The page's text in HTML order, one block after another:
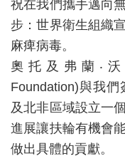
祝在我們攜手邁向
步：世界衛生組織
麻痺病毒。
奧托及弗蘭‧沃
Foundation)與我
及北非區域設立一
進展讓扶輪有機會
做出具體的貢獻。